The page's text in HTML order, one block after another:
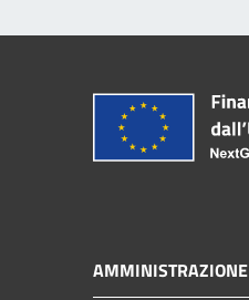
AMMINISTRAZIONE